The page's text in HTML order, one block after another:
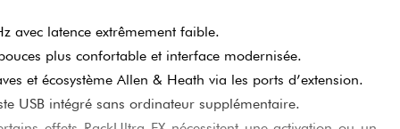
avec latence extrêmement faible.
plus confortable et interface modernisée.
et écosystème Allen & Heath via les ports d’extension.
USB intégré sans ordinateur supplémentaire.